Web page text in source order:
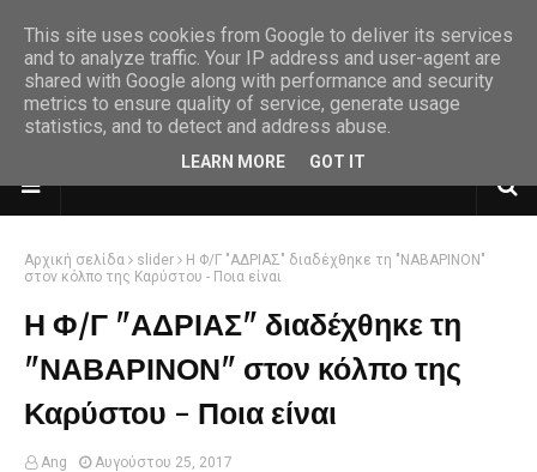
Αρχική σελίδα slider
Η Φ/Γ "ΑΔΡΙΑΣ" διαδέχθηκε τη "ΝΑΒΑΡΙΝΟΝ"
στον κόλπο της Καρύστου - Ποια είναι
Η Φ/Γ "ΑΔΡΙΑΣ" διαδέχθηκε τη
"ΝΑΒΑΡΙΝΟΝ" στον κόλπο της
Καρύστου - Ποια είναι
Ang Αυγούστου 25, 2017
This site uses cookies from Google to deliver its services
and to analyze traffic. Your IP address and user-agent are
shared with Google along with performance and security
metrics to ensure quality of service, generate usage
statistics, and to detect and address abuse.
LEARN MORE GOT IT